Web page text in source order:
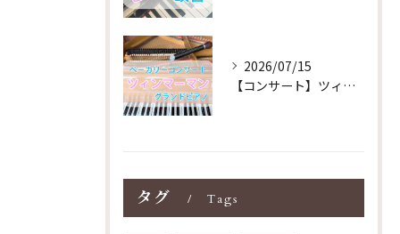
2026/07/15
【コンサート】ツィンマーマンのグランドピアノ♪木目猫足グラン...
タグ Tags